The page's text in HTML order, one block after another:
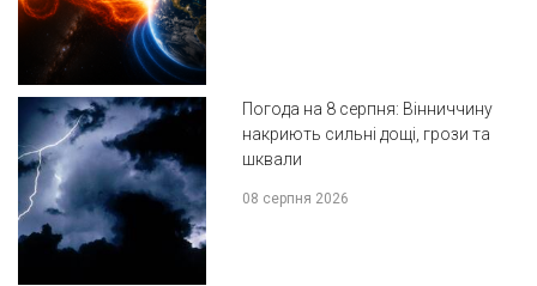
Погода на 8 серпня: Вінниччину
накриють сильні дощі, грози та
шквали
08 серпня 2026